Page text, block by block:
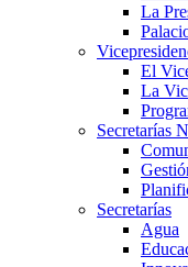
La
El
La
Secretarías
Secretarías
Agua